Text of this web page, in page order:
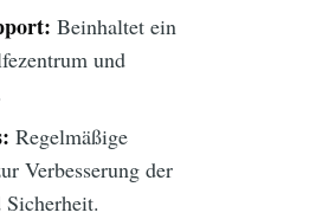
Beinhaltet ein
und
Regelmäßige
Verbesserung der